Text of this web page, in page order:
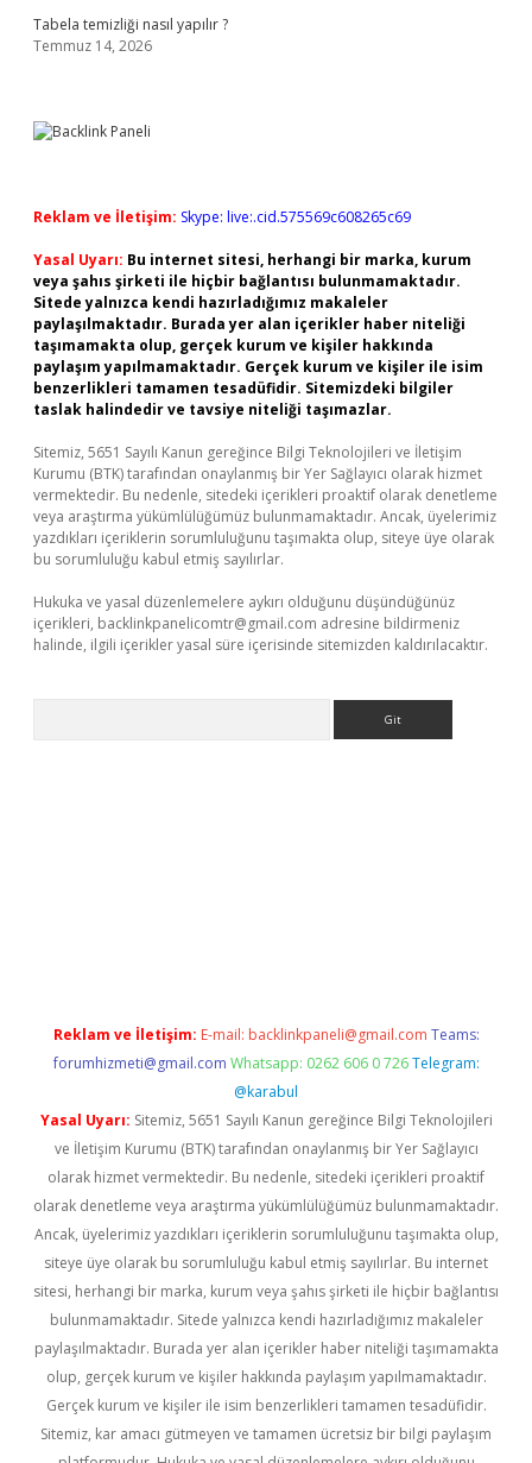
Tabela temizliği nasıl yapılır ?
Temmuz 14, 2026
Reklam ve İletişim: Skype: live:.cid.575569c608265c69
Yasal Uyarı: Bu internet sitesi, herhangi bir marka, kurum
veya şahıs şirketi ile hiçbir bağlantısı bulunmamaktadır.
Sitede yalnızca kendi hazırladığımız makaleler
paylaşılmaktadır. Burada yer alan içerikler haber niteliği
taşımamakta olup, gerçek kurum ve kişiler hakkında
paylaşım yapılmamaktadır. Gerçek kurum ve kişiler ile isim
benzerlikleri tamamen tesadüfidir. Sitemizdeki bilgiler
taslak halindedir ve tavsiye niteliği taşımazlar.
Sitemiz, 5651 Sayılı Kanun gereğince Bilgi Teknolojileri ve İletişim
Kurumu (BTK) tarafından onaylanmış bir Yer Sağlayıcı olarak hizmet
vermektedir. Bu nedenle, sitedeki içerikleri proaktif olarak denetleme
veya araştırma yükümlülüğümüz bulunmamaktadır. Ancak, üyelerimiz
yazdıkları içeriklerin sorumluluğunu taşımakta olup, siteye üye olarak
bu sorumluluğu kabul etmiş sayılırlar.
Hukuka ve yasal düzenlemelere aykırı olduğunu düşündüğünüz
içerikleri, backlinkpanelicomtr@gmail.com adresine bildirmeniz
halinde, ilgili içerikler yasal süre içerisinde sitemizden kaldırılacaktır.
Reklam ve İletişim: E-mail: backlinkpaneli@gmail.com Teams:
forumhizmeti@gmail.com Whatsapp: 0262 606 0 726 Telegram:
@karabul
Yasal Uyarı: Sitemiz, 5651 Sayılı Kanun gereğince Bilgi Teknolojileri
ve İletişim Kurumu (BTK) tarafından onaylanmış bir Yer Sağlayıcı
olarak hizmet vermektedir. Bu nedenle, sitedeki içerikleri proaktif
olarak denetleme veya araştırma yükümlülüğümüz bulunmamaktadır.
Ancak, üyelerimiz yazdıkları içeriklerin sorumluluğunu taşımakta olup,
siteye üye olarak bu sorumluluğu kabul etmiş sayılırlar. Bu internet
sitesi, herhangi bir marka, kurum veya şahıs şirketi ile hiçbir bağlantısı
bulunmamaktadır. Sitede yalnızca kendi hazırladığımız makaleler
paylaşılmaktadır. Burada yer alan içerikler haber niteliği taşımamakta
olup, gerçek kurum ve kişiler hakkında paylaşım yapılmamaktadır.
Gerçek kurum ve kişiler ile isim benzerlikleri tamamen tesadüfidir.
Sitemiz, kar amacı gütmeyen ve tamamen ücretsiz bir bilgi paylaşım